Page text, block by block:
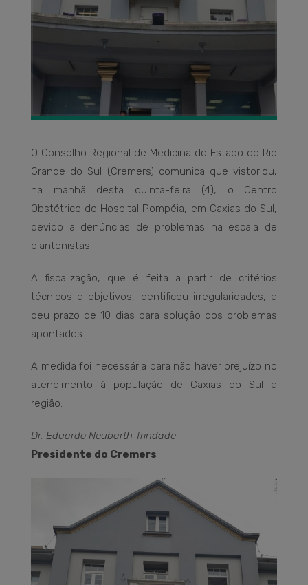
O Conselho Regional de Medicina do Estado do Rio
Grande do Sul (Cremers) comunica que vistoriou,
na manhã desta quinta-feira (4), o Centro
Obstétrico do Hospital Pompéia, em Caxias do Sul,
devido a denúncias de problemas na escala de
plantonistas.
A fiscalização, que é feita a partir de critérios
técnicos e objetivos, identificou irregularidades, e
deu prazo de 10 dias para solução dos problemas
apontados.
A medida foi necessária para não haver prejuízo no
atendimento à população de Caxias do Sul e
região.
Dr. Eduardo Neubarth Trindade
Presidente do Cremers